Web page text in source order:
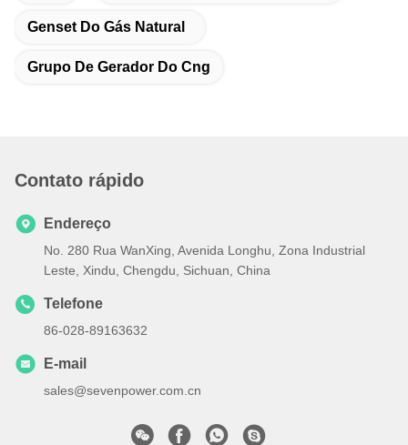
Genset Do Gás Natural
Grupo De Gerador Do Cng
Contato rápido
Endereço
No. 280 Rua WanXing, Avenida Longhu, Zona Industrial
Leste, Xindu, Chengdu, Sichuan, China
Telefone
86-028-89163632
E-mail
sales@sevenpower.com.cn